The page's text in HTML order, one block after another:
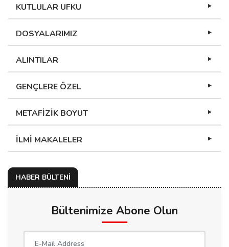
KUTLULAR UFKU
DOSYALARIMIZ
ALINTILAR
GENÇLERE ÖZEL
METAFİZİK BOYUT
İLMİ MAKALELER
HABER BÜLTENİ
Bültenimize Abone Olun